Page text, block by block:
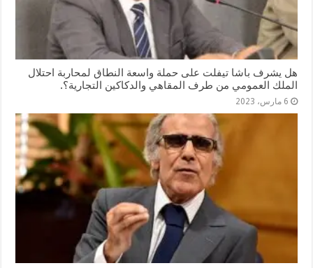
هل يشرف باشا تيفلت على حملة واسعة النطاق لمحاربة احتلال
الملك العمومي من طرف المقاهي والدكاكين التجارية؟.
6 مارس، 2023